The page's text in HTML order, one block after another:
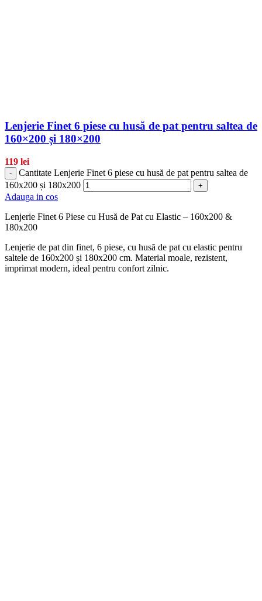
Lenjerie Finet 6 piese cu husă de pat pentru saltea de
160×200 și 180×200
119 lei
-
Cantitate Lenjerie Finet 6 piese cu husă de pat pentru saltea de
160x200 și 180x200
+
Adauga in cos
Lenjerie Finet 6 Piese cu Husă de Pat cu Elastic – 160x200 &
180x200
Lenjerie de pat din finet, 6 piese, cu husă de pat cu elastic pentru
saltele de 160x200 și 180x200 cm. Material moale, rezistent,
imprimat modern, ideal pentru confort zilnic.